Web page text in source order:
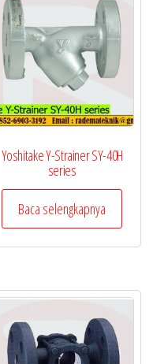
Yoshitake Y-Strainer SY-40H
series
Baca selengkapnya